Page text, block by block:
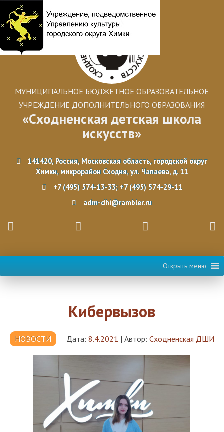
МУНИЦИПАЛЬНОЕ БЮДЖЕТНОЕ ОБРАЗОВАТЕЛЬНОЕ
УЧРЕЖДЕНИЕ ДОПОЛНИТЕЛЬНОГО ОБРАЗОВАНИЯ
«Сходненская детская школа
искусств»
141420, Россия, Московская область, городской округ
Химки, микрорайон Сходня, ул. Чапаева, д. 11
+7 (495) 574-13-33; +7 (495) 574-29-11
adm-dhi@rambler.ru
Открыть меню
Кибервызов
НОВОСТИ Дата: 8.4.2021 | Автор: Сходненская ДШИ